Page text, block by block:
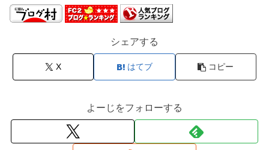
シェアする
X はてブ コピー
よーじをフォローする